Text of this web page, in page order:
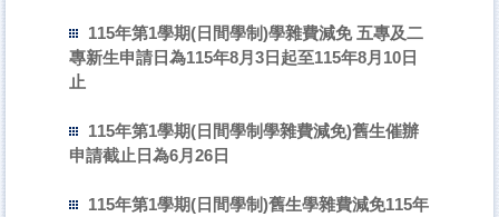
115年第1學期(日間學制)學雜費減免 五專及二
專新生申請日為115年8月3日起至115年8月10日
止
115年第1學期(日間學制學雜費減免)舊生催辦
申請截止日為6月26日
115年第1學期(日間學制)舊生學雜費減免115年